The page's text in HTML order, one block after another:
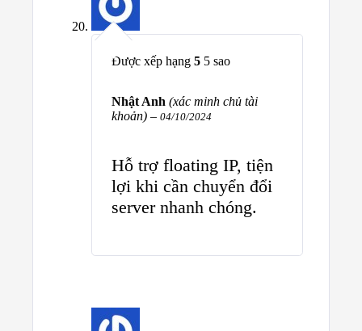
Được xếp hạng 5 5 sao
Nhật Anh (xác minh chủ tài
khoản) – 04/10/2024
Hỗ trợ floating IP, tiện
lợi khi cần chuyển đổi
server nhanh chóng.